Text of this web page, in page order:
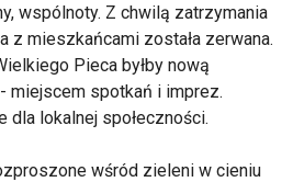
wspólnoty. Z chwilą zatrzymania
z mieszkańcami została zerwana.
Pieca byłby nową
miejscem spotkań i imprez.
dla lokalnej społeczności.
wśród zieleni w cieniu